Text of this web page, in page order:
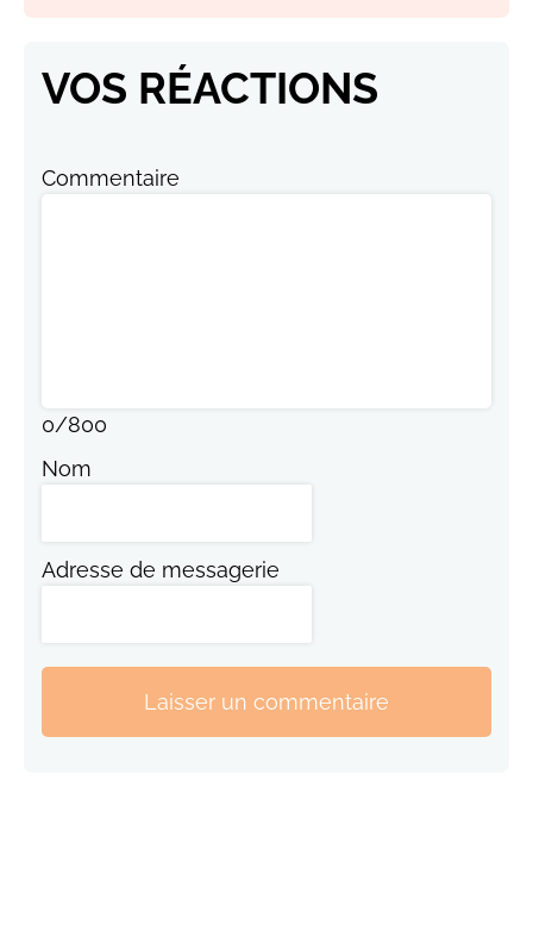
VOS RÉACTIONS
Commentaire
0/800
Nom
Adresse de messagerie
Laisser un commentaire